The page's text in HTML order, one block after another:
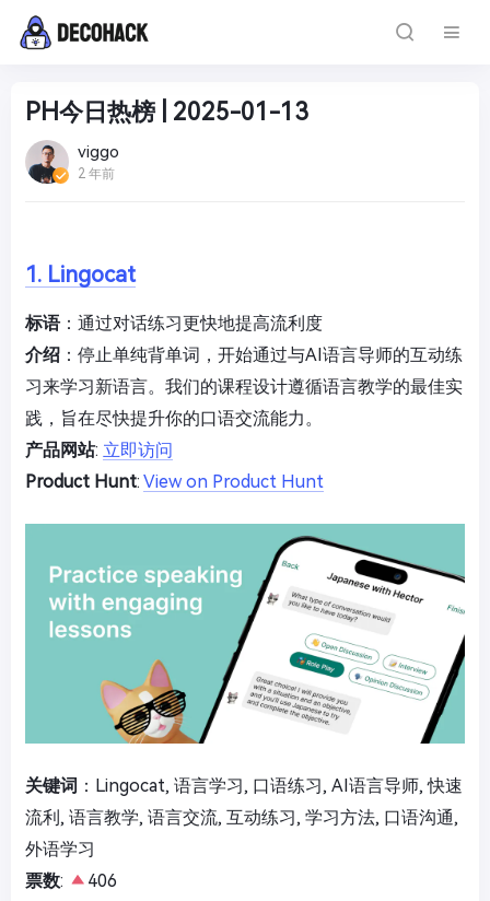
PH今日热榜 | 2025-01-13
viggo
2 年前
1. Lingocat
标语：通过对话练习更快地提高流利度
介绍 ：停止单纯背单词，开始通过与AI语言导师的互动练
习来学习新语言。我们的课程设计遵循语言教学的最佳实
践，旨在尽快提升你的口语交流能力。
产品网站: 立即访问
Product Hunt: View on Product Hunt
关键词 ：Lingocat, 语言学习, 口语练习, AI语言导师, 快速
流利, 语言教学, 语言交流, 互动练习, 学习方法, 口语沟通,
外语学习
票数:
406